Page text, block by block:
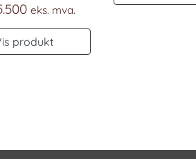
eks. mva.
produkt